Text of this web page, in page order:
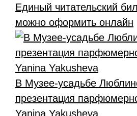
Единый читательский
можно оформить онлайн
В Музее-усадьбе
презентация
Yanina Yakusheva